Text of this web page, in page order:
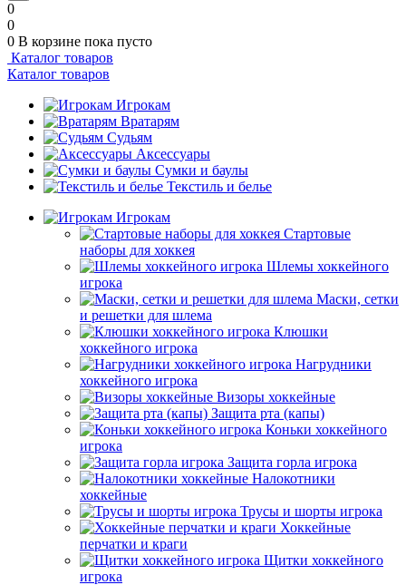
0
0
0 В корзине пока пусто
Каталог товаров
Каталог товаров
Игрокам
Вратарям
Судьям
Аксессуары
Сумки и баулы
Текстиль и белье
Игрокам
Стартовые
наборы для хоккея
Шлемы хоккейного
игрока
Маски, сетки
и решетки для шлема
Клюшки
хоккейного игрока
Нагрудники
хоккейного игрока
Визоры хоккейные
Защита рта (капы)
Коньки хоккейного
игрока
Защита горла игрока
Налокотники
хоккейные
Трусы и шорты игрока
Хоккейные
перчатки и краги
Щитки хоккейного
игрока